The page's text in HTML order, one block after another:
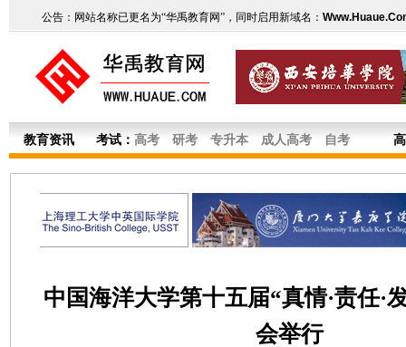
公告：网站名称已更名为“华禹教育网”，同时启用新域名：
教育资讯 考试： 高考 研考 专升本 成人高考 自考
中国海洋大学第十五届“真情·责任·
会举行